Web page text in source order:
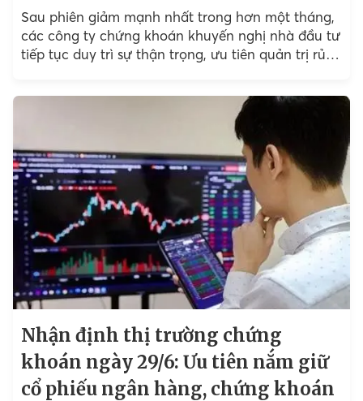
Sau phiên giảm mạnh nhất trong hơn một tháng,
các công ty chứng khoán khuyến nghị nhà đầu tư
tiếp tục duy trì sự thận trọng, ưu tiên quản trị rủi
Nhận định thị trường chứng
khoán ngày 29/6: Ưu tiên nắm giữ
cổ phiếu ngân hàng, chứng khoán